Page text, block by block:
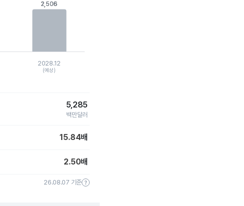
2,506
2,506
2028.12
(예상)
5,285
백만달러
15.84배
2.50배
26.08.07 기준